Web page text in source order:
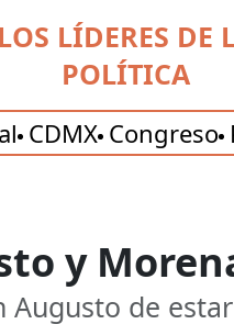
LOS LÍDERES DE
POLÍTICA
CDMX Congreso
y
de